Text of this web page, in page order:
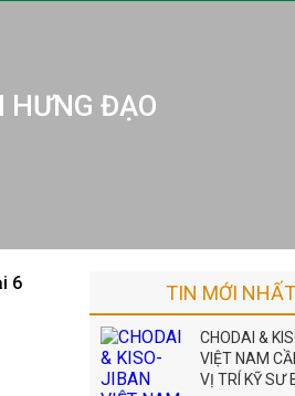
HƯNG ĐẠO
6
TIN MỚI NHẤT
CHODAI &
VIỆT NAM
VỊ TRÍ KỸ SƯ